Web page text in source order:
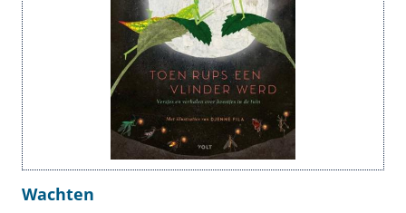
Wachten